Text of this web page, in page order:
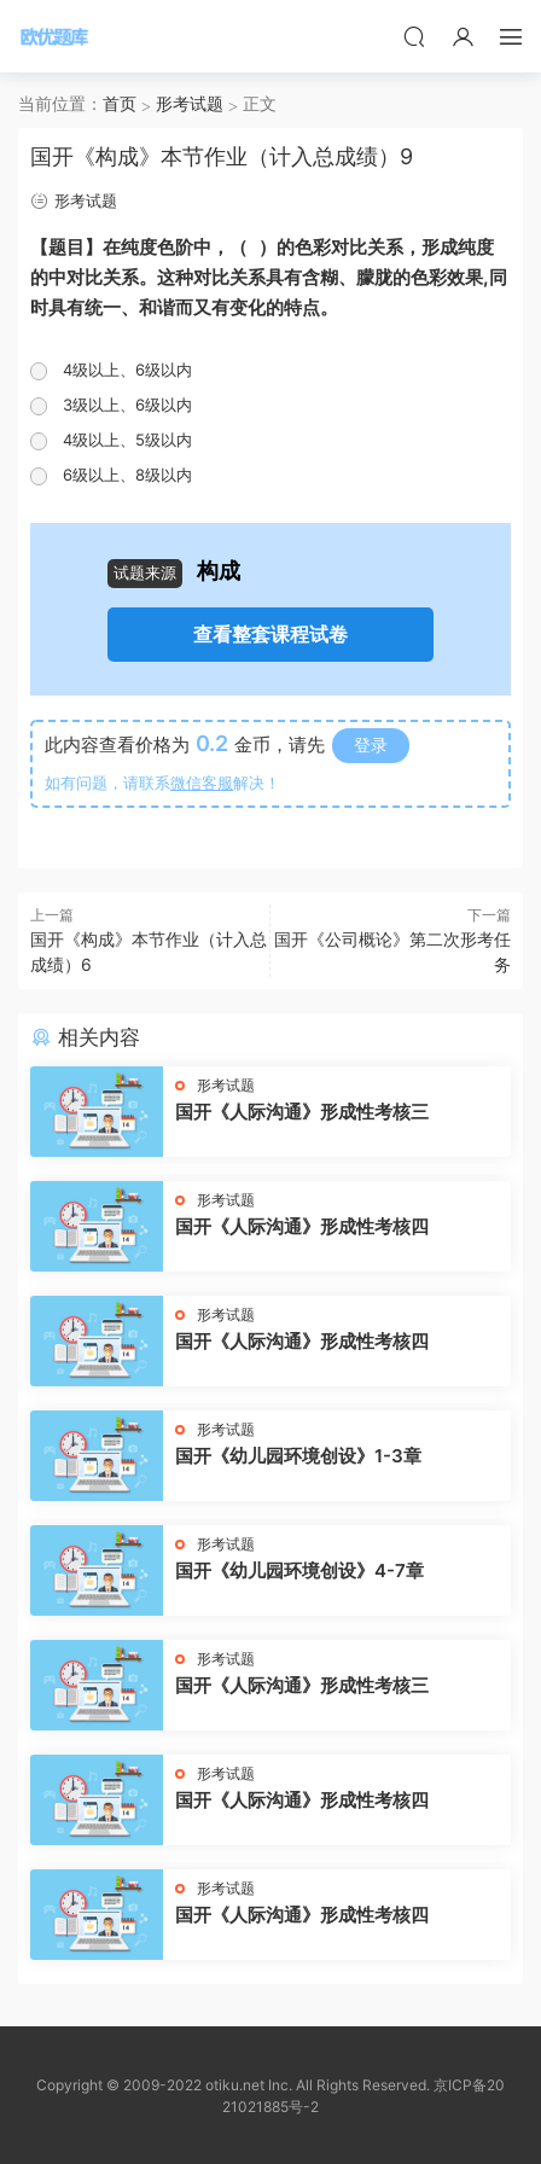
当前位置： 首页 形考试题 正文
国开《构成》本节作业（计入总成绩）9
形考试题
【题目】在纯度色阶中，（ ）的色彩对比关系，形成纯度
的中对比关系。这种对比关系具有含糊、朦胧的色彩效果,同
时具有统一、和谐而又有变化的特点。
4级以上、6级以内
3级以上、6级以内
4级以上、5级以内
6级以上、8级以内
试题来源 构成
查看整套课程试卷
此内容查看价格为 0.2 金币，请先 登录
如有问题，请联系微信客服解决！
上一篇
国开《构成》本节作业（计入总
成绩）6
下一篇
国开《公司概论》第二次形考任
务
相关内容
形考试题
国开《人际沟通》形成性考核三
形考试题
国开《人际沟通》形成性考核四
形考试题
国开《人际沟通》形成性考核四
形考试题
国开《幼儿园环境创设》1-3章
形考试题
国开《幼儿园环境创设》4-7章
形考试题
国开《人际沟通》形成性考核三
形考试题
国开《人际沟通》形成性考核四
形考试题
国开《人际沟通》形成性考核四
Copyright © 2009-2022 otiku.net Inc. All Rights Reserved. 京ICP备20
21021885号-2